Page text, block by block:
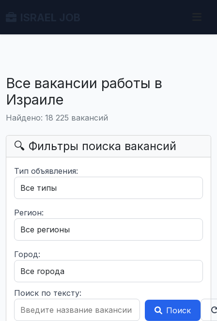
Все вакансии работы в
Израиле
Найдено: 18 225 вакансий
🔍 Фильтры поиска вакансий
Тип объявления:
Регион:
Город:
Поиск по тексту:
Поиск